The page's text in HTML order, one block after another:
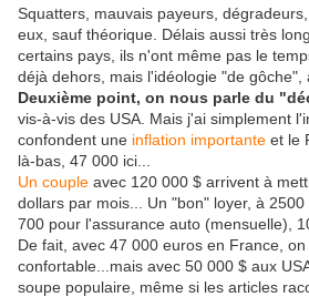
Squatters, mauvais payeurs,
eux, sauf théorique. Délais aussi très
certains pays, ils n'ont même pas le
déjà dehors, mais l'idéologie "de gôche",
Deuxième point, on nous parle du
vis-à-vis des USA. Mais j'ai simplement
confondent une inflation importante et le
là-bas, 47 000 ici...
Un couple avec 120 000 $ arrivent à
dollars par mois... Un "bon" loyer, à
700 pour l'assurance auto (mensuelle),
De fait, avec 47 000 euros en France,
confortable...mais avec 50 000 $ aux
soupe populaire, même si les articles